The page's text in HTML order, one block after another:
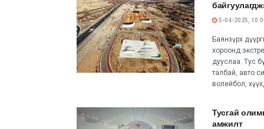
5-04-2025,
Баянзүрх
хороонд
дууслаа. Тус
талбай, авто
волейбол,
Тусгай
амжилт